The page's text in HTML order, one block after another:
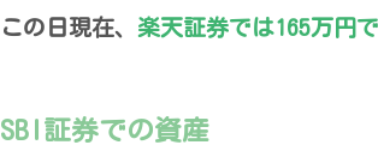
この日現在、 楽天証券では165万円
SBI証券での資産